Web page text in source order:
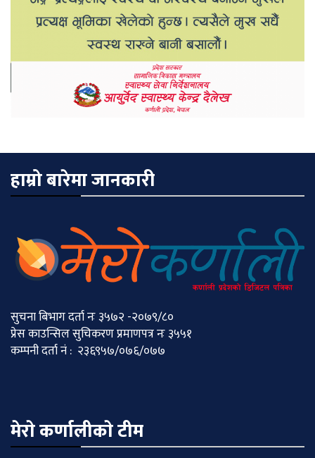
हाम्रो बारेमा जानकारी
सुचना बिभाग दर्ता नः ३५७२ -२०७९/८०
प्रेस काउन्सिल सुचिकरण प्रमाणपत्र नः ३५५१
कम्पनी दर्ता नं : २३६९५७/०७६/०७७
मेराे कर्णालीकाे टीम